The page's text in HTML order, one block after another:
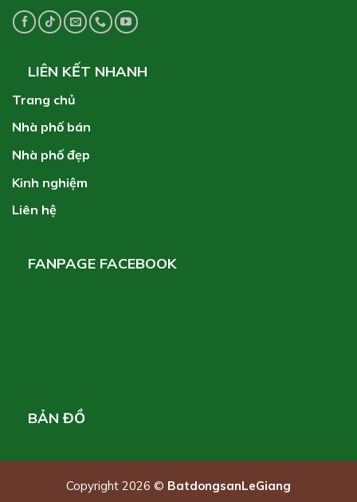
LIÊN KẾT NHANH
Trang chủ
Nhà phố bán
Nhà phố đẹp
Kinh nghiệm
Liên hệ
FANPAGE FACEBOOK
BẢN ĐỒ
Copyright 2026 © BatdongsanLeGiang